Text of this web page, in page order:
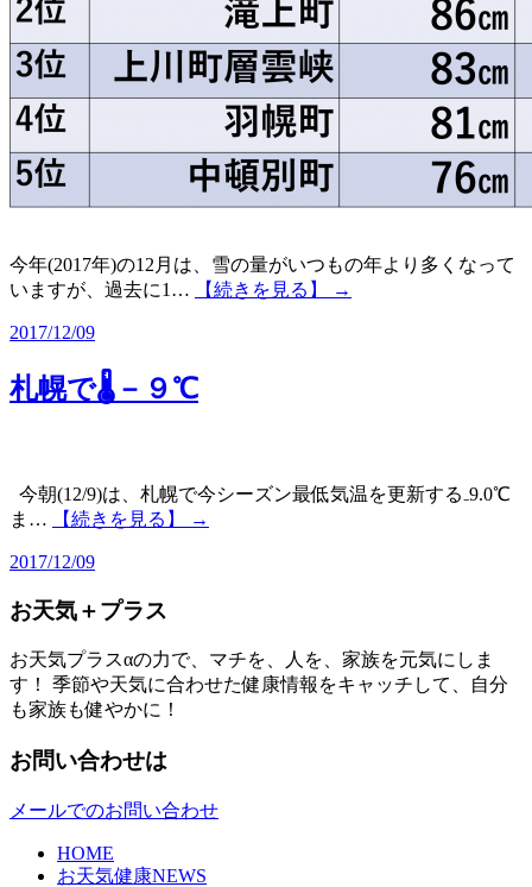
今年(2017年)の12月は、雪の量がいつもの年より多くなって
いますが、過去に1…
【続きを見る】 →
2017/12/09
札幌で🌡－９℃
今朝(12/9)は、札幌で今シーズン最低気温を更新する₋9.0℃
ま…
【続きを見る】 →
2017/12/09
お天気＋プラス
お天気プラスαの力で、マチを、人を、家族を元気にしま
す！ 季節や天気に合わせた健康情報をキャッチして、自分
も家族も健やかに！
お問い合わせは
メールでのお問い合わせ
HOME
お天気健康NEWS